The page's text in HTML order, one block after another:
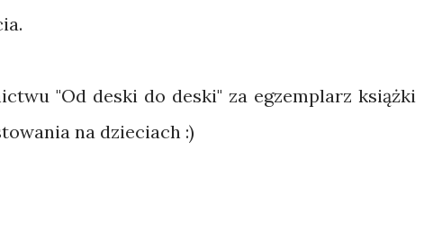
"Od deski do deski" za egzemplarz książki
na dzieciach :)